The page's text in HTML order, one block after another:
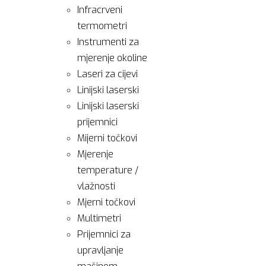
Infracrveni
termometri
Instrumenti za
mjerenje okoline
Laseri za cijevi
Linijski laserski
Linijski laserski
prijemnici
Mijerni točkovi
Mjerenje
temperature /
vlažnosti
Mjerni točkovi
Multimetri
Prijemnici za
upravljanje